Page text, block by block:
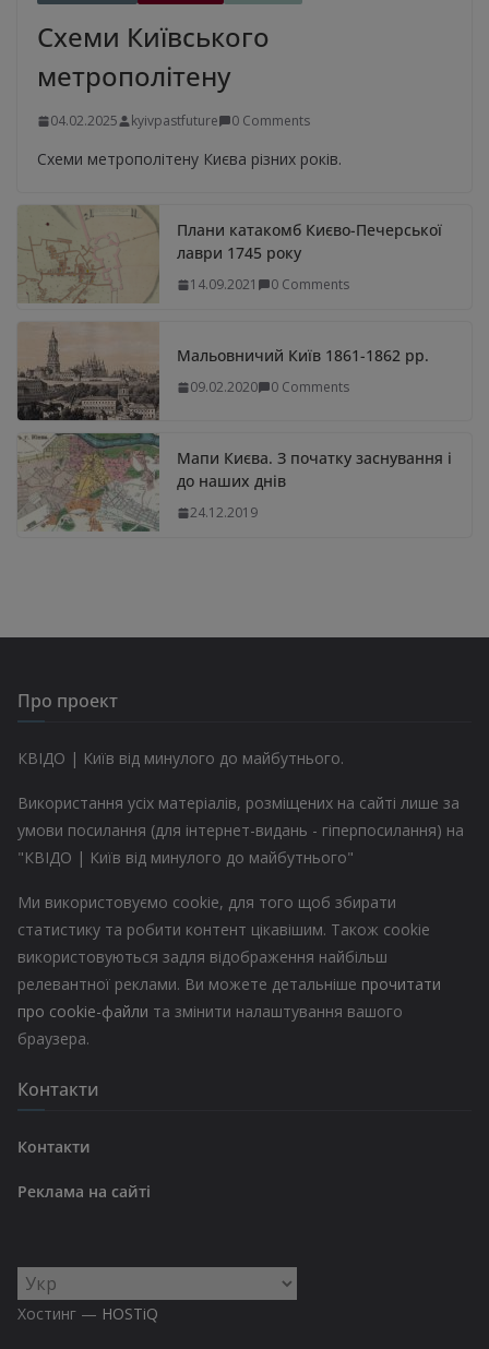
Схеми Київського
метрополітену
04.02.2025 kyivpastfuture 0 Comments
Схеми метрополітену Києва різних років.
Плани катакомб Києво-Печерської
лаври 1745 року
14.09.2021 0 Comments
Мальовничий Київ 1861-1862 рр.
09.02.2020 0 Comments
Мапи Києва. З початку заснування і
до наших днів
24.12.2019
Про проект
КВІДО | Київ від минулого до майбутнього.
Використання усіх матеріалів, розміщених на сайті лише за
умови посилання (для інтернет-видань - гіперпосилання) на
"КВІДО | Київ від минулого до майбутнього"
Ми використовуємо cookie, для того щоб збирати
статистику та робити контент цікавішим. Також cookie
використовуються задля відображення найбільш
релевантної реклами. Ви можете детальніше прочитати
про cookie-файли та змінити налаштування вашого
браузера.
Контакти
Контакти
Реклама на сайті
Вибрати
мову
Хостинг — HOSTiQ